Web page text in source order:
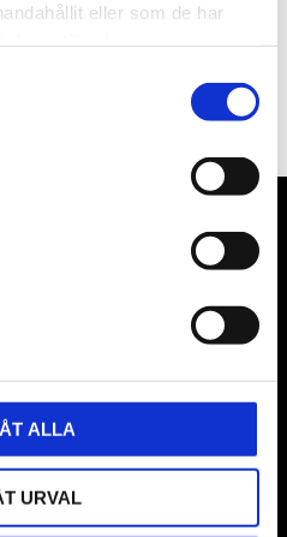
eller som de har
ALLA
URVAL
enlighet med vår integritetspolicy
Kontakta oss